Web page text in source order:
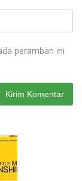
peramban ini